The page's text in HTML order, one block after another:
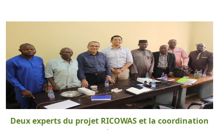
Deux experts du projet RICOWAS et la coordination